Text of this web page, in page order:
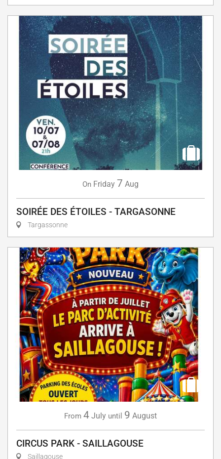
On Friday 7 Aug
SOIRÉE DES ÉTOILES - TARGASONNE
Targassonne
From 4 July until 9 August
CIRCUS PARK - SAILLAGOUSE
Saillagouse